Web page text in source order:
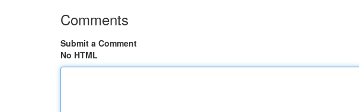
Comments
Submit a Comment
No HTML